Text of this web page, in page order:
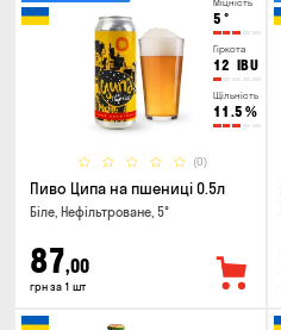
Міцність
5 °
Гіркота
12 IBU
Щільність
11.5 %
(0)
Пиво Ципа на пшениці 0.5л
Біле, Нефільтроване, 5°
87,00
грн за 1 шт